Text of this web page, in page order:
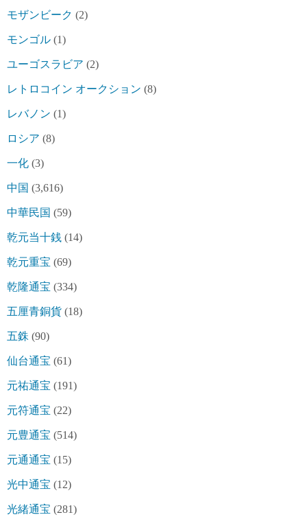
モザンビーク (2)
モンゴル (1)
ユーゴスラビア (2)
レトロコイン オークション (8)
レバノン (1)
ロシア (8)
一化 (3)
中国 (3,616)
中華民国 (59)
乾元当十銭 (14)
乾元重宝 (69)
乾隆通宝 (334)
五厘青銅貨 (18)
五銖 (90)
仙台通宝 (61)
元祐通宝 (191)
元符通宝 (22)
元豊通宝 (514)
元通通宝 (15)
光中通宝 (12)
光緒通宝 (281)